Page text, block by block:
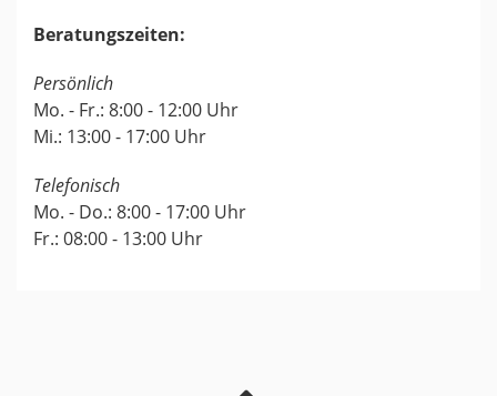
Beratungszeiten:
Persönlich
Mo. - Fr.: 8:00 - 12:00 Uhr
Mi.: 13:00 - 17:00 Uhr
Telefonisch
Mo. - Do.: 8:00 - 17:00 Uhr
Fr.: 08:00 - 13:00 Uhr